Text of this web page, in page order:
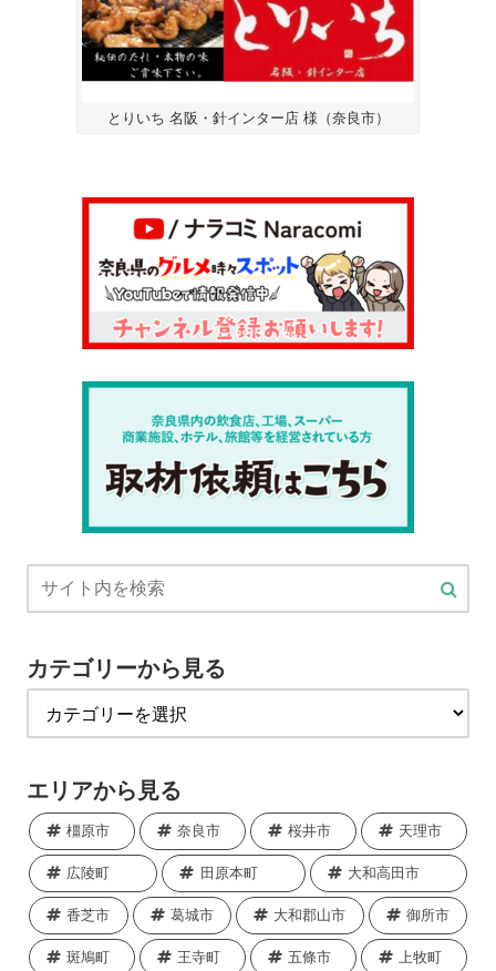
とりいち 名阪・針インター店 様（奈良市）
カテゴリーから見る
エリアから見る
橿原市 奈良市 桜井市 天理市
広陵町 田原本町 大和高田市
香芝市 葛城市 大和郡山市 御所市
斑鳩町 王寺町 五條市 上牧町